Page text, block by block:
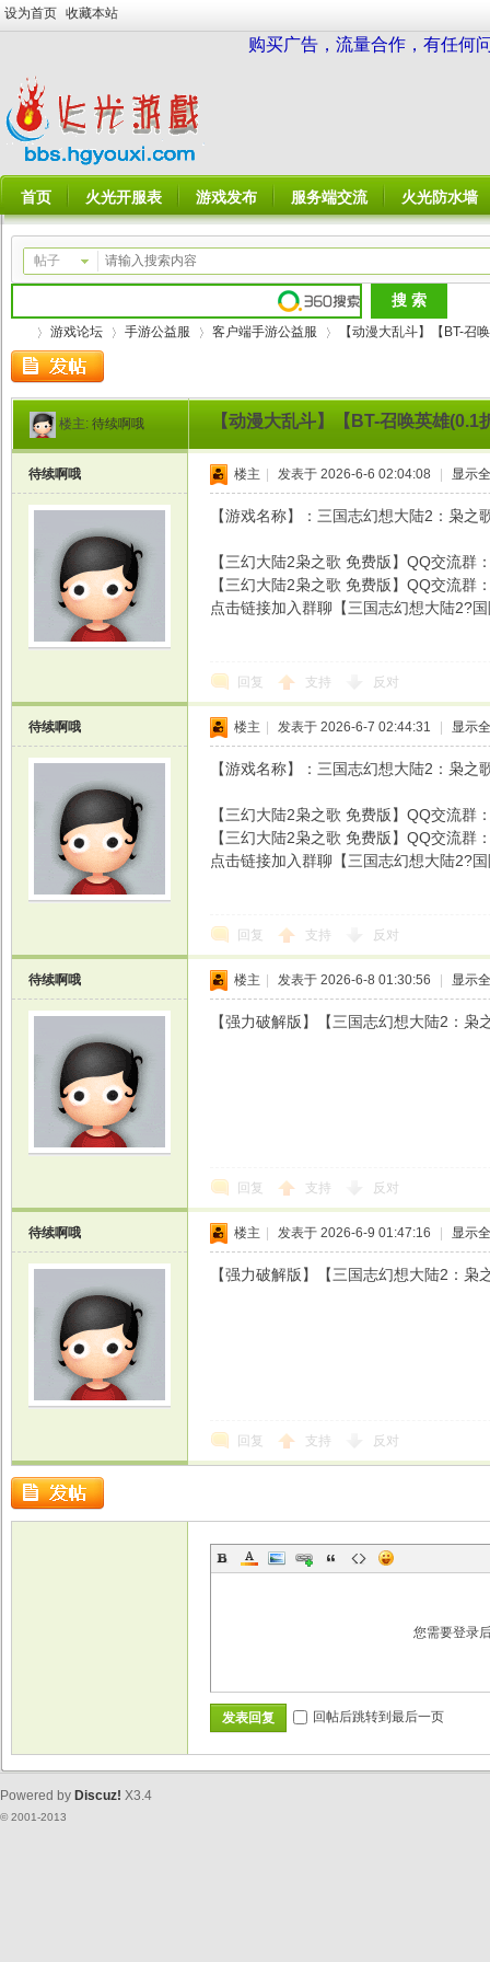
设为首页 收藏本站
购买广告，流量合作，有任何
首页 火光开服表 游戏发布 服务端交流 火光防水墙
帖子
»
游戏论坛
›
手游公益服 客户端手游公益服
›
【动漫大乱斗】【BT-召
楼主: 待续啊哦 【动漫大乱斗】【BT-召唤英雄
待续啊哦 楼主 发表于 2026-6-6 02:04:08 显示
【游戏名称】：三国志幻想大陆2：枭之
【三幻大陆2枭之歌 免费版】QQ交流群
【三幻大陆2枭之歌 免费版】QQ交流群
点击链接加入群聊【三国志幻想大陆2?
回复 支持 反对
待续啊哦 楼主 发表于 2026-6-7 02:44:31 显示
【游戏名称】：三国志幻想大陆2：枭之
【三幻大陆2枭之歌 免费版】QQ交流群
【三幻大陆2枭之歌 免费版】QQ交流群
点击链接加入群聊【三国志幻想大陆2?
回复 支持 反对
待续啊哦 楼主 发表于 2026-6-8 01:30:56 显示
【强力破解版】【三国志幻想大陆2：
回复 支持 反对
待续啊哦 楼主 发表于 2026-6-9 01:47:16 显示
【强力破解版】【三国志幻想大陆2：
回复 支持 反对
您需要登录
发表回复 回帖后跳转到最后一页
Powered by Discuz! X3.4
© 2001-2013